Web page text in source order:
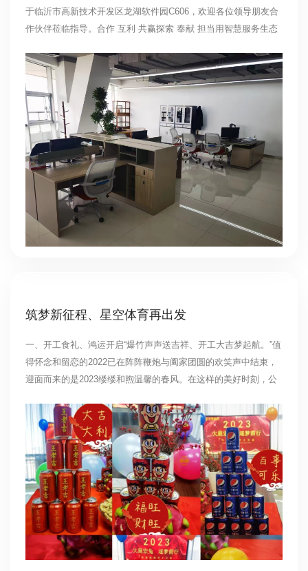
于临沂市高新技术开发区龙湖软件园C606，欢迎各位领导朋友合
作伙伴莅临指导。合作 互利 共赢探索 奉献 担当用智慧服务生态
筑梦新征程、星空体育再出发
一、开工食礼、鸿运开启“爆竹声声送吉祥、开工大吉梦起航。”值
得怀念和留恋的2022已在阵阵鞭炮与阖家团圆的欢笑声中结束，
迎面而来的是2023缕缕和煦温馨的春风。在这样的美好时刻，公
热情、勤奋的努力、全身心的投入，为完成新一年的各项工作开
好头、起